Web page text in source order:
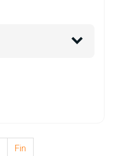
Fin